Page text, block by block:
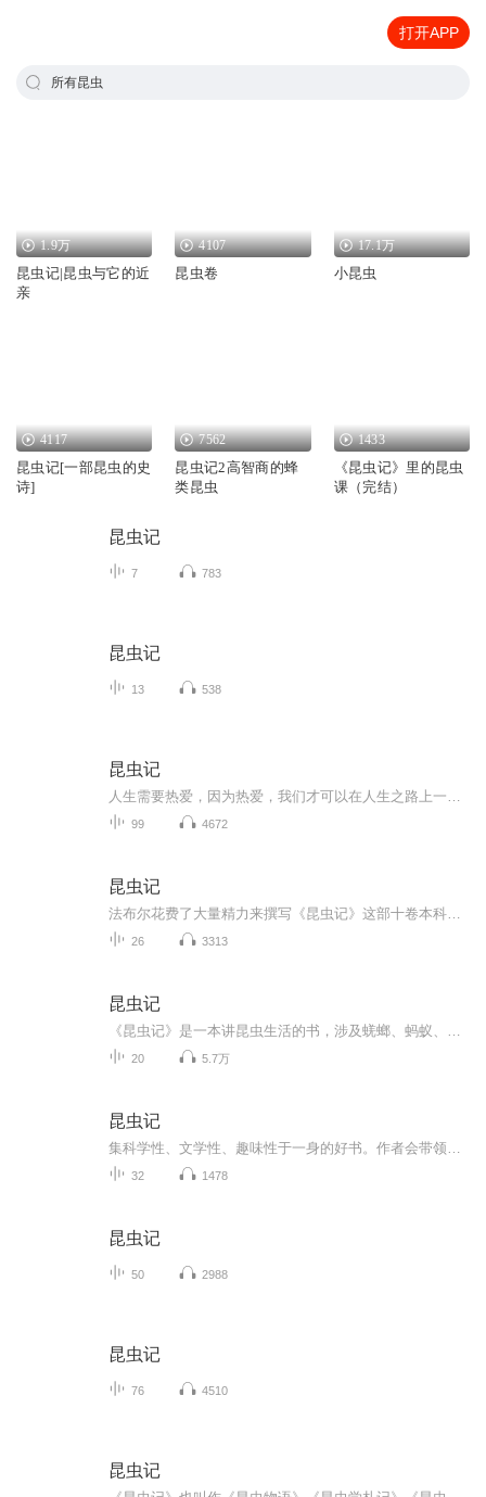
打开APP
所有昆虫
1.9万
昆虫记|昆虫与它的近
亲
4107
昆虫卷
17.1万
小昆虫
4117
昆虫记[一部昆虫的史
诗]
7562
昆虫记2高智商的蜂
类昆虫
1433
《昆虫记》里的昆虫
课（完结）
昆虫记
7 783
昆虫记
13 538
昆虫记
99 4672
昆虫记
26 3313
昆虫记
20 5.7万
昆虫记
32 1478
昆虫记
50 2988
昆虫记
76 4510
昆虫记